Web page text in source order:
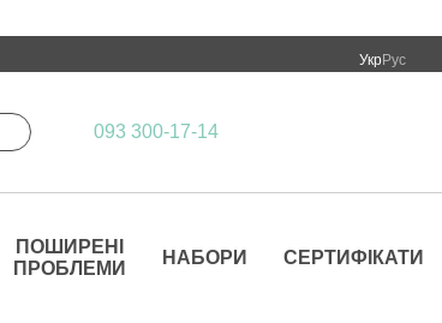
УкрРус
093 300-17-14
ПОШИРЕНІ
ПРОБЛЕМИ
НАБОРИ СЕРТИФІКАТИ